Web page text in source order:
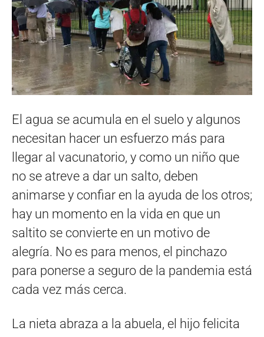
El agua se acumula en el suelo y algunos
necesitan hacer un esfuerzo más para
llegar al vacunatorio, y como un niño que
no se atreve a dar un salto, deben
animarse y confiar en la ayuda de los otros;
hay un momento en la vida en que un
saltito se convierte en un motivo de
alegría. No es para menos, el pinchazo
para ponerse a seguro de la pandemia está
cada vez más cerca.
La nieta abraza a la abuela, el hijo felicita